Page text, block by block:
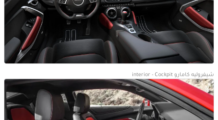
شيفروليه كامارو interior - Cockpit